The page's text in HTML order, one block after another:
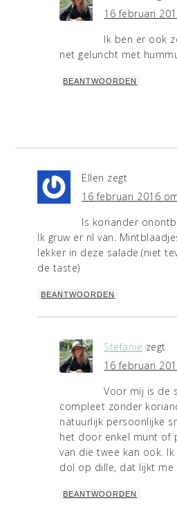
16 februari
Ik ben er ook
net geluncht met
BEANTWOORDEN
Ellen zegt
16 februari 2016
Is koriander
Ik gruw er nl van.
lekker in deze salade.(niet
de taste)
BEANTWOORDEN
Stefanie zegt
16 februari
Voor mij is de
compleet zonder
natuurlijk persoonlijke
het door enkel munt of
van die twee kan ook.
dol op dille, dat lijkt me
BEANTWOORDEN